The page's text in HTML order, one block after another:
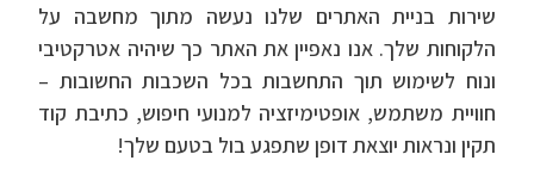
שירות בניית האתרים שלנו נעשה מתוך מחשבה על
הלקוחות שלך. אנו נאפיין את האתר כך שיהיה אטרקטיבי
ונוח לשימוש תוך התחשבות בכל השכבות החשובות –
חוויית משתמש, אופטימיזציה למנועי חיפוש, כתיבת קוד
תקין ונראות יוצאת דופן שתפגע בול בטעם שלך!